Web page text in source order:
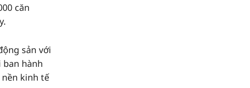
căn
sản với
hành
kinh tế